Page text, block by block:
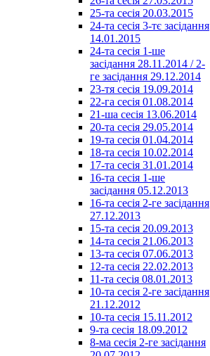
25-та сесія 20.03.2015
24-та сесія 3-тє засідання
14.01.2015
24-та сесія 1-ше
засідання 28.11.2014 / 2-
ге засідання 29.12.2014
23-тя сесія 19.09.2014
22-га сесія 01.08.2014
21-ша сесія 13.06.2014
20-та сесія 29.05.2014
19-та сесія 01.04.2014
18-та сесія 10.02.2014
17-та сесія 31.01.2014
16-та сесія 1-ше
засідання 05.12.2013
16-та сесія 2-ге засідання
27.12.2013
15-та сесія 20.09.2013
14-та сесія 21.06.2013
13-та сесія 07.06.2013
12-та сесія 22.02.2013
11-та сесія 08.01.2013
10-та сесія 2-ге засідання
21.12.2012
10-та сесія 15.11.2012
9-та сесія 18.09.2012
8-ма сесія 2-ге засідання